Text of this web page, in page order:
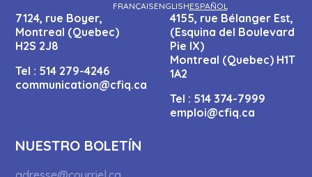
FRANÇAISENGLISHESPAÑOL
7124, rue Boyer,
Montreal (Quebec)
H2S 2J8
Tel : 514 279-4246
communication@cfiq.ca
4155, rue Bélanger Est,
(Esquina del Boulevard
Pie IX)
Montreal (Quebec) H1T
1A2
Tel : 514 374-7999
emploi@cfiq.ca
NUESTRO BOLETÍN